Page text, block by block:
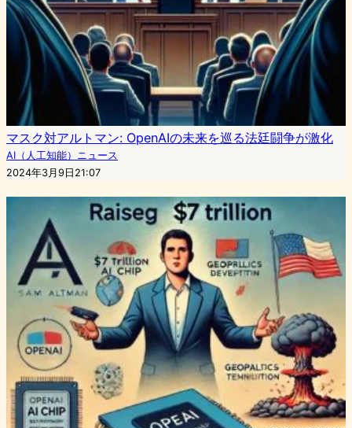
マスク対アルトマン: OpenAIの未来を巡る法廷闘争が激化
AI（人工知能）ニュース
2024年3月9日21:07